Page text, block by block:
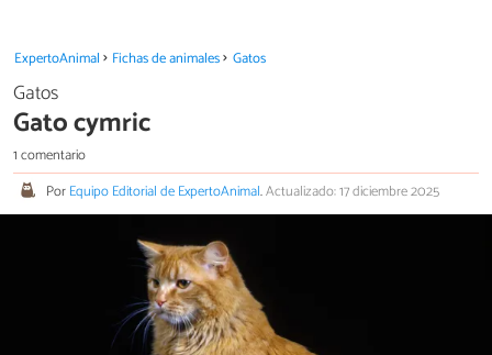
ExpertoAnimal Fichas de animales Gatos
Gatos
Gato cymric
1 comentario
PorEquipo Editorial de ExpertoAnimal.Actualizado: 17 diciembre 2025